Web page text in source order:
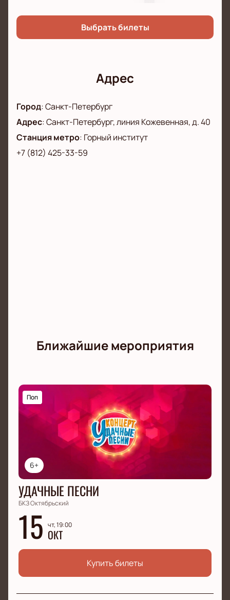
Выбрать билеты
Адрес
Город:Санкт-Петербург
Адрес:Санкт-Петербург, линия Кожевенная, д. 40
Станция метро: Горный институт
+7 (812) 425-33-59
Ближайшие мероприятия
6+
Поп
УДАЧНЫЕ ПЕСНИ
БКЗ Октябрьский
15 чт, 19:00
ОКТ
Купить билеты